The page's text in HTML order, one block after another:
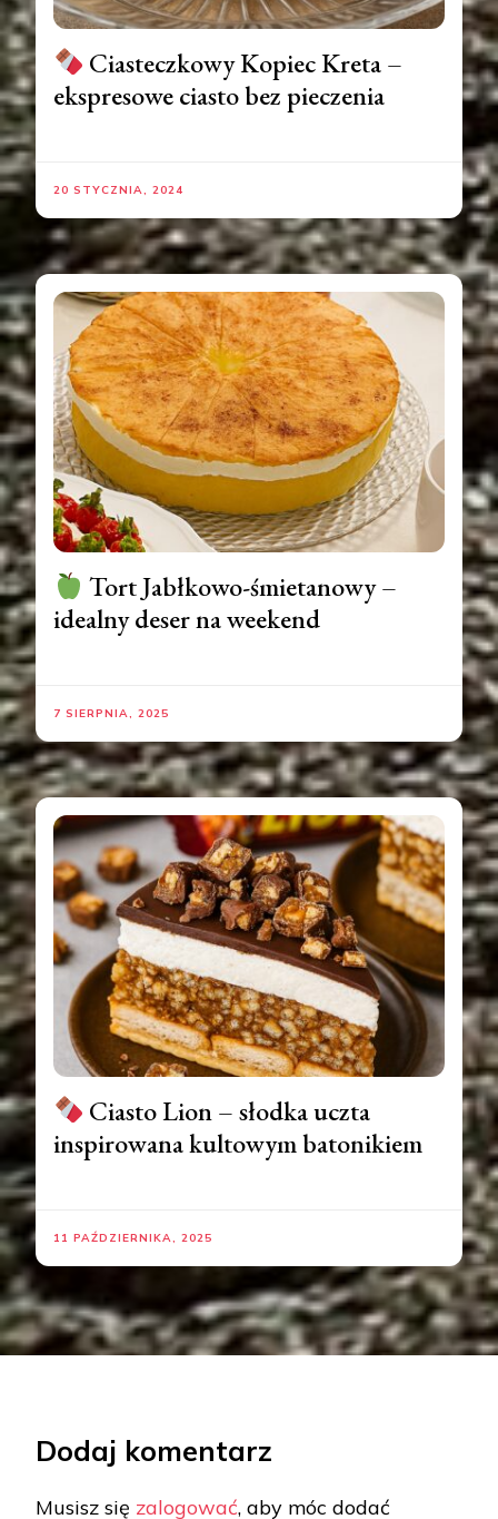
Ciasteczkowy Kopiec Kreta –
ekspresowe ciasto bez pieczenia
20 STYCZNIA, 2024
Tort Jabłkowo-śmietanowy –
idealny deser na weekend
7 SIERPNIA, 2025
Ciasto Lion – słodka uczta
inspirowana kultowym batonikiem
11 PAŹDZIERNIKA, 2025
Dodaj komentarz
Musisz się zalogować, aby móc dodać